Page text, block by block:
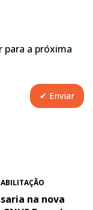
para a próxima
na nova